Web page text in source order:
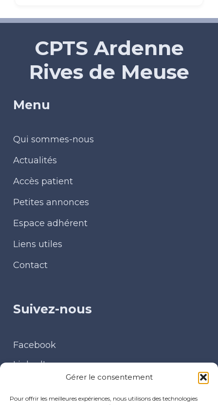
Gérer le consentement
Pour offrir les meilleures expériences, nous utilisons des technologies
CPTS Ardenne
Rives de Meuse
Menu
Qui sommes-nous
Actualités
Accès patient
Petites annonces
Espace adhérent
Liens utiles
Contact
Suivez-nous
Facebook
LinkedIn
Contact